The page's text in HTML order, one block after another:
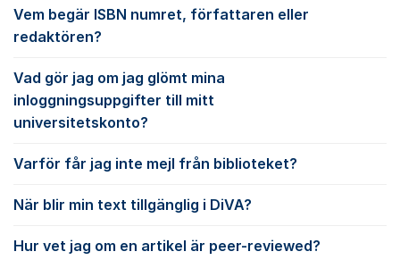
Vem begär ISBN numret, författaren eller
redaktören?
Vad gör jag om jag glömt mina
inloggningsuppgifter till mitt
universitetskonto?
Varför får jag inte mejl från biblioteket?
När blir min text tillgänglig i DiVA?
Hur vet jag om en artikel är peer-reviewed?